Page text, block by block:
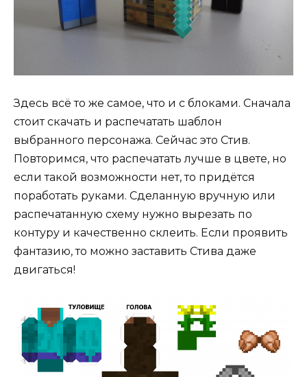
Здесь всё то же самое, что и с блоками. Сначала
стоит скачать и распечатать шаблон
выбранного персонажа. Сейчас это Стив.
Повторимся, что распечатать лучше в цвете, но
если такой возможности нет, то придётся
поработать руками. Сделанную вручную или
распечатанную схему нужно вырезать по
контуру и качественно склеить. Если проявить
фантазию, то можно заставить Стива даже
двигаться!